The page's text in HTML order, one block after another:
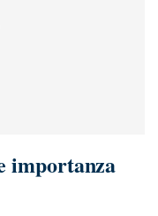
importanza